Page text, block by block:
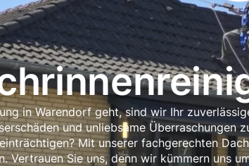
in Warendorf geht, sind wir Ihr
und unliebsame
Mit unserer fachgerechten
Vertrauen Sie uns, denn wir kümmern uns